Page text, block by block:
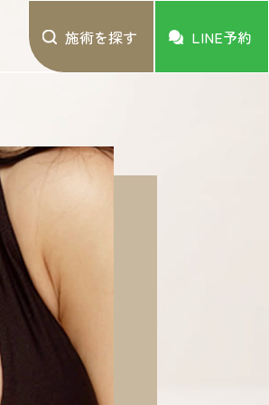
施術を探す LINE予約